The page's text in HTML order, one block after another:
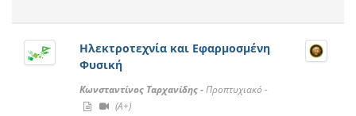
Ηλεκτροτεχνία και Εφαρμοσμένη
Φυσική
Κωνσταντίνος Ταρχανίδης -Προπτυχιακό -
(A+)